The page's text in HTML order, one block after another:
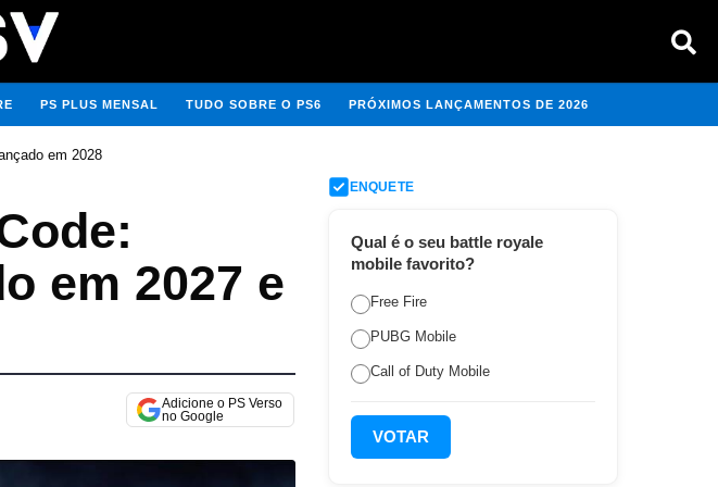
PS PLUS MENSAL TUDO SOBRE O PS6 PRÓXIMOS LANÇAMENTOS DE 2026
em 2028
em 2027 e
Adicione o PS Verso
no Google
ENQUETE
Qual é o seu battle royale
mobile favorito?
Free Fire
PUBG Mobile
Call of Duty Mobile
VOTAR